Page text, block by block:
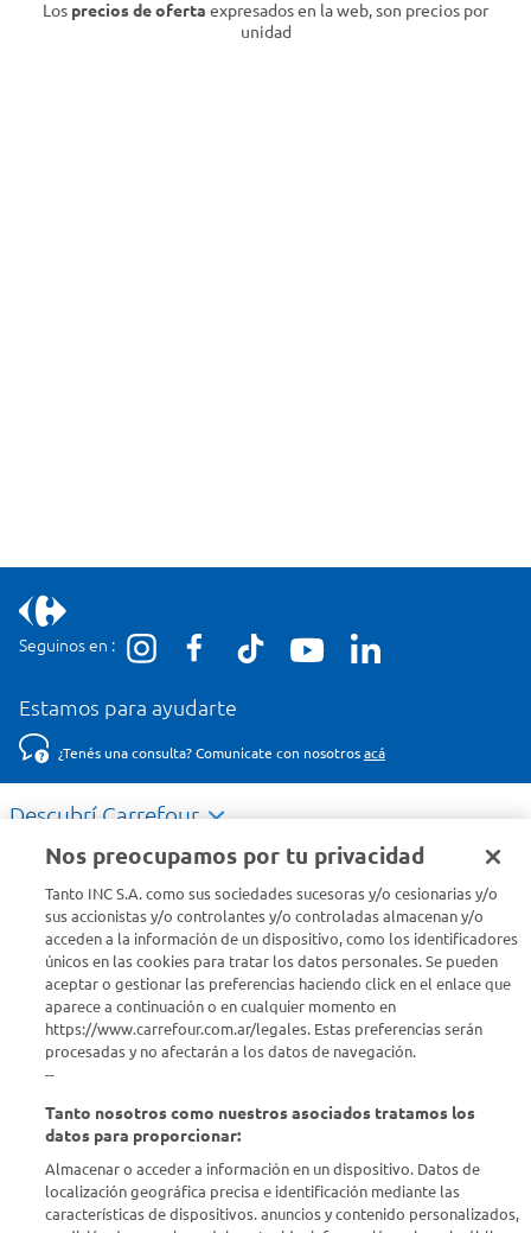
Los precios de oferta expresados en la web, son precios por
unidad
Seguinos en :
Estamos para ayudarte
¿Tenés una consulta? Comunicate con nosotros acá
Descubrí Carrefour
Info útil
Comprá Online
Enterate de nuestras ofertas
que nadie.
Provincia
Nos preocupamos por tu privacidad
Tanto INC S.A. como sus sociedades sucesoras y/o cesionarias y/o
sus accionistas y/o controlantes y/o controladas almacenan y/o
acceden a la información de un dispositivo, como los identificadores
únicos en las cookies para tratar los datos personales. Se pueden
aceptar o gestionar las preferencias haciendo click en el enlace que
aparece a continuación o en cualquier momento en
https://www.carrefour.com.ar/legales. Estas preferencias serán
procesadas y no afectarán a los datos de navegación.
--
Tanto nosotros como nuestros asociados tratamos los
datos para proporcionar:
Almacenar o acceder a información en un dispositivo. Datos de
localización geográfica precisa e identificación mediante las
características de dispositivos. anuncios y contenido personalizados,